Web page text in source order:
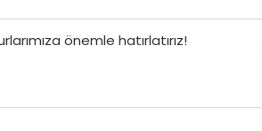
önemle hatırlatırız!